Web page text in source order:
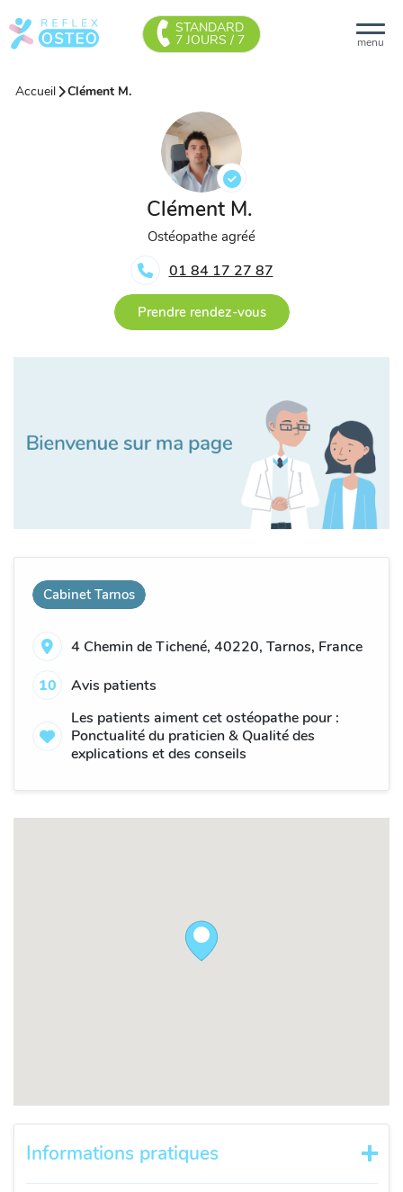
menu
STANDARD
7 JOURS / 7
Accueil Clément M.
Clément M.
Ostéopathe agréé
01 84 17 27 87
Prendre rendez-vous
Cabinet Tarnos
4 Chemin de Tichené, 40220, Tarnos, France
10
Avis patients
Les patients aiment cet ostéopathe pour :
Ponctualité du praticien & Qualité des
explications et des conseils
Informations pratiques